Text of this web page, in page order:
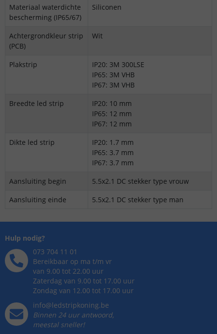
Materiaal waterdichte
bescherming (IP65/67)
Siliconen
Achtergrondkleur strip
(PCB)
Wit
Plakstrip
IP20: 3M 300LSE
IP65: 3M VHB
IP67: 3M VHB
Breedte led strip
IP20: 10 mm
IP65: 12 mm
IP67: 12 mm
Dikte led strip
IP20: 1.7 mm
IP65: 3.7 mm
IP67: 3.7 mm
Aansluiting begin
5.5x2.1 DC stekker type vrouw
Aansluiting einde
5.5x2.1 DC stekker type man
Hulp nodig?
073 704 11 01
Bereikbaar op ma t/m vr
van 9.00 tot 22.00 uur
Zaterdag van 9.00 tot 17.00 uur
Zondag van 12.00 tot 17.00 uur
info@ledstripkoning.be
Binnen 24 uur antwoord,
meestal sneller!